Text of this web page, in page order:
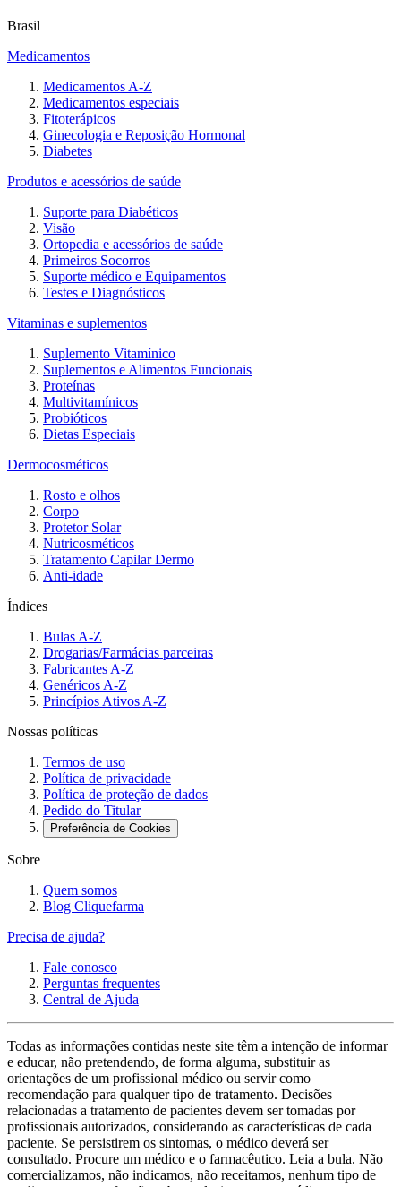
Brasil
Medicamentos
Medicamentos A-Z
Medicamentos especiais
Fitoterápicos
Ginecologia e Reposição Hormonal
Diabetes
Produtos e acessórios de saúde
Suporte para Diabéticos
Visão
Ortopedia e acessórios de saúde
Primeiros Socorros
Suporte médico e Equipamentos
Testes e Diagnósticos
Vitaminas e suplementos
Suplemento Vitamínico
Suplementos e Alimentos Funcionais
Proteínas
Multivitamínicos
Probióticos
Dietas Especiais
Dermocosméticos
Rosto e olhos
Corpo
Protetor Solar
Nutricosméticos
Tratamento Capilar Dermo
Anti-idade
Índices
Bulas A-Z
Drogarias/Farmácias parceiras
Fabricantes A-Z
Genéricos A-Z
Princípios Ativos A-Z
Nossas políticas
Termos de uso
Política de privacidade
Política de proteção de dados
Pedido do Titular
Preferência de Cookies
Sobre
Quem somos
Blog Cliquefarma
Precisa de ajuda?
Fale conosco
Perguntas frequentes
Central de Ajuda
Todas as informações contidas neste site têm a intenção de informar
e educar, não pretendendo, de forma alguma, substituir as
orientações de um profissional médico ou servir como
recomendação para qualquer tipo de tratamento. Decisões
relacionadas a tratamento de pacientes devem ser tomadas por
profissionais autorizados, considerando as características de cada
paciente. Se persistirem os sintomas, o médico deverá ser
consultado. Procure um médico e o farmacêutico. Leia a bula. Não
comercializamos, não indicamos, não receitamos, nenhum tipo de